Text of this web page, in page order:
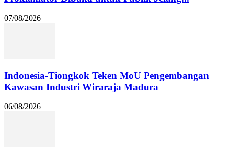
07/08/2026
Indonesia-Tiongkok Teken MoU Pengembangan
Kawasan Industri Wiraraja Madura
06/08/2026